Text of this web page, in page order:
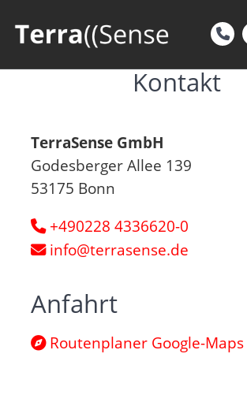
Kontakt
TerraSense GmbH
Godesberger Allee 139
53175 Bonn
+490228 4336620-0
info@terrasense.de
Anfahrt
Routenplaner Google-Maps